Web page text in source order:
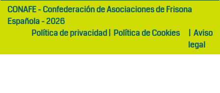
girls
abaya
maltepe
otelCONAFE - Confederación de Asociaciones de Frisona
Española - 2026
Política de privacidad| Política de Cookies | Aviso
legal